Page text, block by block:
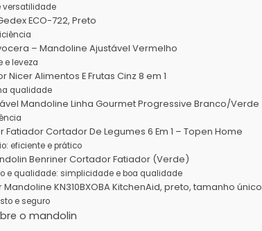
versatilidade
ECO-722, Preto
– Mandoline Ajustável Vermelho
e leveza
Nicer Alimentos E Frutas Cinz 8 em 1
qualidade
Mandoline Linha Gourmet Progressive Branco/Verde
Fatiador Cortador De Legumes 6 Em 1 – Topen Home
eficiente e prático
Benriner Cortador Fatiador (Verde)
e qualidade: simplicidade e boa qualidade
KN310BXOBA KitchenAid, preto, tamanho único
e seguro
o mandolin